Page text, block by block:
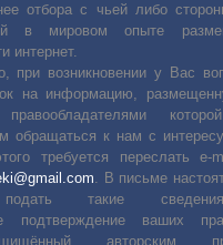
отбора с чьей либо
в мировом опыте
интернет.
при возникновении у Вас
на информацию,
обращаться к нам с
требуется переслать е-
. В письме
подать такие
подтверждение ваших
авторским